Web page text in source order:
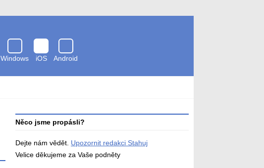
Windows
iOS
Android
antivirem
Něco jsme propásli?
Dejte nám vědět. Upozornit redakci Stahuj
Velice děkujeme za Vaše podněty